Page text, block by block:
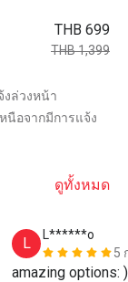
THB 699
THB 1,399
งล่วงหน้า
นือจากมีการแจ้ง
ดูทั้งหมด
L
L******o
5
amazing options: )